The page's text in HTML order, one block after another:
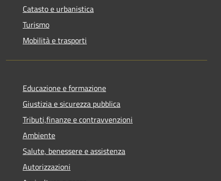
Catasto e urbanistica
Turismo
Mobilità e trasporti
Educazione e formazione
Giustizia e sicurezza pubblica
Tributi,finanze e contravvenzioni
Ambiente
Salute, benessere e assistenza
Autorizzazioni